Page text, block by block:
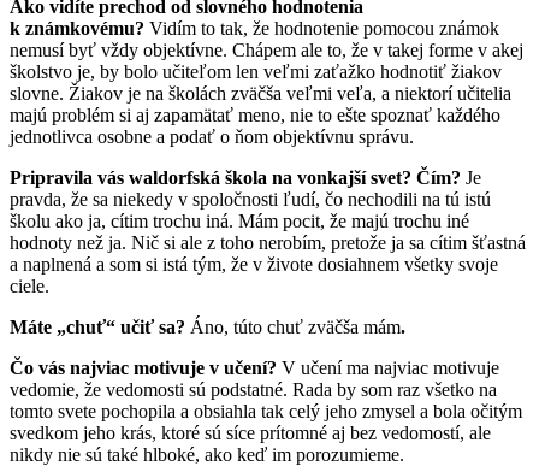
Ako vidíte prechod od slovného hodnotenia
k známkovému? Vidím to tak, že hodnotenie pomocou známok
nemusí byť vždy objektívne. Chápem ale to, že v takej forme v akej
školstvo je, by bolo učiteľom len veľmi zaťažko hodnotiť žiakov
slovne. Žiakov je na školách zväčša veľmi veľa, a niektorí učitelia
majú problém si aj zapamätať meno, nie to ešte spoznať každého
jednotlivca osobne a podať o ňom objektívnu správu.
Pripravila vás waldorfská škola na vonkajší svet? Čím? Je
pravda, že sa niekedy v spoločnosti ľudí, čo nechodili na tú istú
školu ako ja, cítim trochu iná. Mám pocit, že majú trochu iné
hodnoty než ja. Nič si ale z toho nerobím, pretože ja sa cítim šťastná
a naplnená a som si istá tým, že v živote dosiahnem všetky svoje
ciele.
Máte „chuť“ učiť sa? Áno, túto chuť zväčša mám.
Čo vás najviac motivuje v učení? V učení ma najviac motivuje
vedomie, že vedomosti sú podstatné. Rada by som raz všetko na
tomto svete pochopila a obsiahla tak celý jeho zmysel a bola očitým
svedkom jeho krás, ktoré sú síce prítomné aj bez vedomostí, ale
nikdy nie sú také hlboké, ako keď im porozumieme.